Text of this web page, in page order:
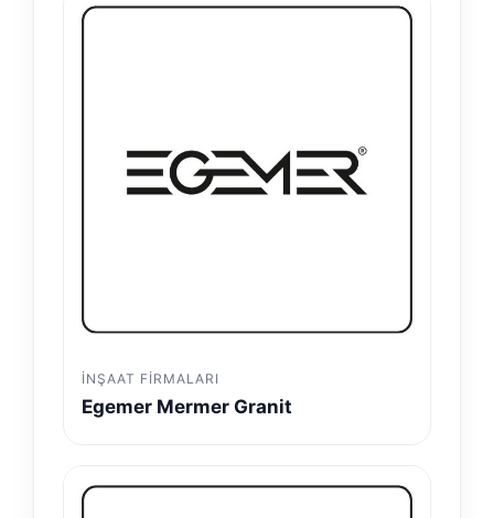
İNŞAAT FIRMALARI
Egemer Mermer Granit